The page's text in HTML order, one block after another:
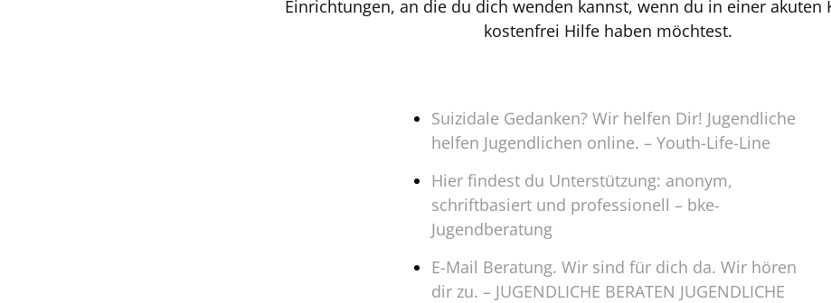
Einrichtungen, an die du dich wenden kannst, wenn du in einer akuten
kostenfrei Hilfe haben möchtest.
Suizidale Gedanken? Wir helfen Dir! Jugendliche
helfen Jugendlichen online. – Youth-Life-Line
Hier findest du Unterstützung: anonym,
schriftbasiert und professionell – bke-
Jugendberatung
E-Mail Beratung. Wir sind für dich da. Wir hören
dir zu. – JUGENDLICHE BERATEN JUGENDLICHE